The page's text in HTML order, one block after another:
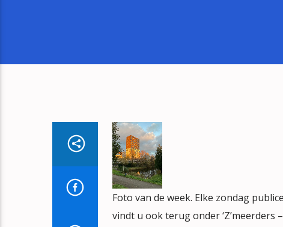
Foto van de week. Elke zondag
vindt u ook terug onder ‘Z’meerders